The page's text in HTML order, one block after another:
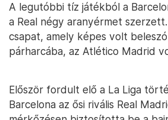
A legutóbbi tíz játékból a
a Real négy aranyérmet
csapat, amely képes volt
párharcába, az Atlético Madrid
Először fordult elő a La Liga
Barcelona az ősi rivális Real